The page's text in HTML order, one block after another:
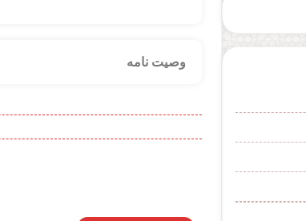
وصیت نامه